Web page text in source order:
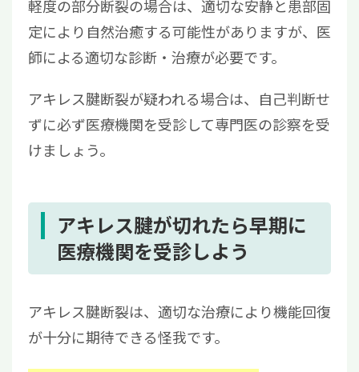
軽度の部分断裂の場合は、適切な安静と患部固
定により自然治癒する可能性がありますが、医
師による適切な診断・治療が必要です。
アキレス腱断裂が疑われる場合は、自己判断せ
ずに必ず医療機関を受診して専門医の診察を受
けましょう。
アキレス腱が切れたら早期に
医療機関を受診しよう
アキレス腱断裂は、適切な治療により機能回復
が十分に期待できる怪我です。